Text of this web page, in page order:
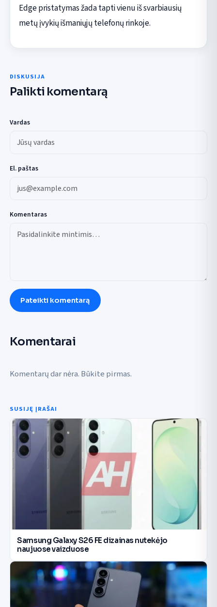
Edge pristatymas žada tapti vienu iš svarbiausių
metų įvykių išmaniųjų telefonų rinkoje.
DISKUSIJA
Palikti komentarą
Vardas
El. paštas
Komentaras
Pateikti komentarą
Komentarai
Komentarų dar nėra. Būkite pirmas.
SUSIJĘ ĮRAŠAI
Samsung Galaxy S26 FE dizainas nutekėjo
naujuose vaizduose